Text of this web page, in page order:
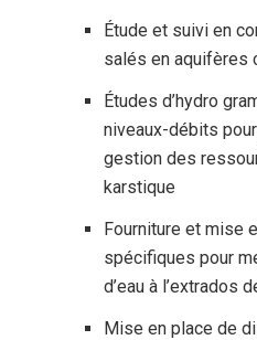
Étude et suivi en
salés en aquifères
Études d’hydro
niveaux-débits
gestion des
karstique
Fourniture et mise
spécifiques pour
d’eau à l’extrados
Mise en place de